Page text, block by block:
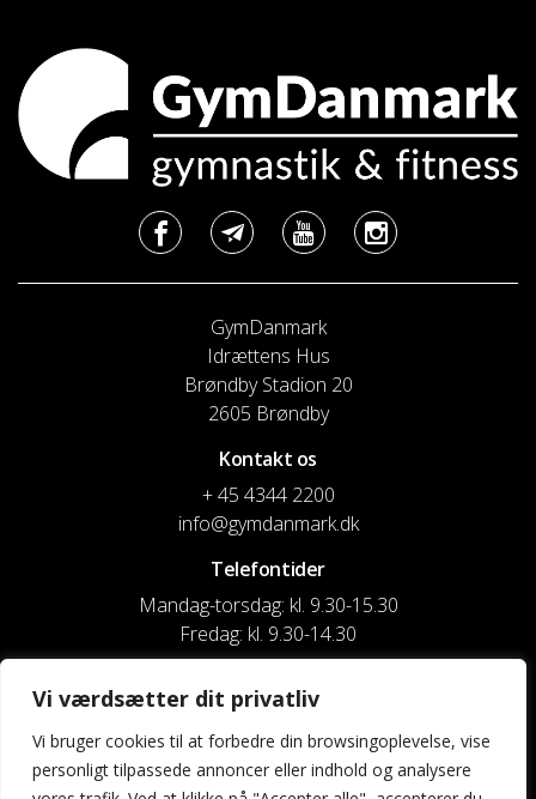
Vi værdsætter dit privatliv
Vi bruger cookies til at forbedre din browsingoplevelse, vise
personligt tilpassede annoncer eller indhold og analysere
GymDanmark
Idrættens Hus
Brøndby Stadion 20
2605 Brøndby
Kontakt os
+ 45 4344 2200
info@gymdanmark.dk
Telefontider
Mandag-torsdag: kl. 9.30-15.30
Fredag: kl. 9.30-14.30
CVR nr. 20916818
Reg. & Kontonr.: 4180 3119119022
Privatlivspolitik og cookies